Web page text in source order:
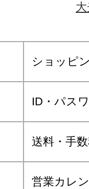
ショッピ
ID・パス
送料・手
営業カレ